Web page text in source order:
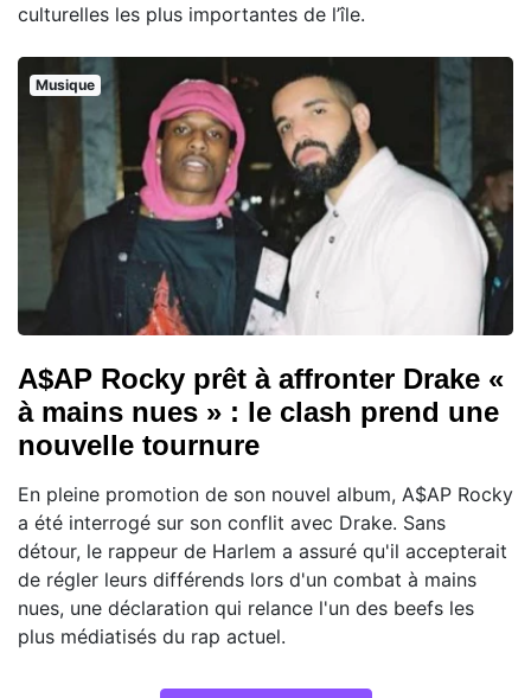
culturelles les plus importantes de l’île.
Musique
A$AP Rocky prêt à affronter Drake «
à mains nues » : le clash prend une
nouvelle tournure
En pleine promotion de son nouvel album, A$AP Rocky
a été interrogé sur son conflit avec Drake. Sans
détour, le rappeur de Harlem a assuré qu'il accepterait
de régler leurs différends lors d'un combat à mains
nues, une déclaration qui relance l'un des beefs les
plus médiatisés du rap actuel.